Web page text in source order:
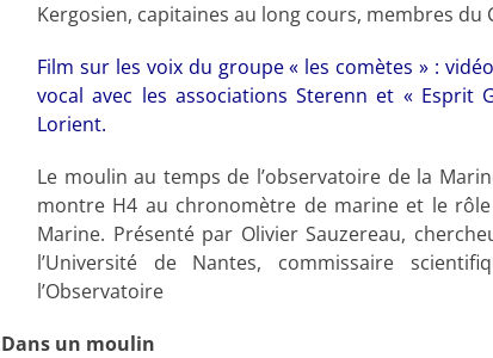
Kergosien, capitaines au long cours, membres du
Film sur les voix du groupe « les comètes » : vidéo
vocal avec les associations Sterenn et « Esprit
Lorient.
Le moulin au temps de l’observatoire de la
montre H4 au chronomètre de marine et le
Marine. Présenté par Olivier Sauzereau,
l’Université de Nantes, commissaire
l’Observatoire
Dans un moulin